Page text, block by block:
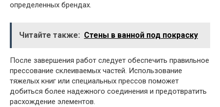
определенных брендах.
Читайте также: Стены в ванной под покраску
После завершения работ следует обеспечить правильное
прессование склеиваемых частей. Использование
тяжелых книг или специальных прессов поможет
добиться более надежного соединения и предотвратить
расхождение элементов.